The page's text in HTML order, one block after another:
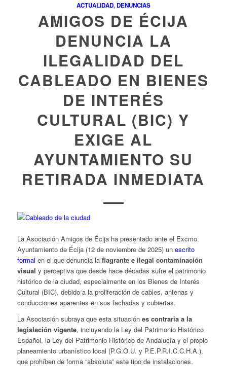
ACTUALIDAD,DENUNCIAS
AMIGOS DE ÉCIJA
DENUNCIA LA
ILEGALIDAD DEL
CABLEADO EN BIENES
DE INTERÉS
CULTURAL (BIC) Y
EXIGE AL
AYUNTAMIENTO SU
RETIRADA INMEDIATA
La Asociación Amigos de Écija ha presentado ante el Excmo.
Ayuntamiento de Écija (12 de noviembre de 2025) un escrito
formal en el que denuncia la flagrante e ilegal contaminación
visual y perceptiva que desde hace décadas sufre el patrimonio
histórico de la ciudad, especialmente en los Bienes de Interés
Cultural (BIC), debido a la proliferación de cables, antenas y
conducciones aparentes en sus fachadas y cubiertas.
La Asociación subraya que esta situación es contraria a la
legislación vigente, incluyendo la Ley del Patrimonio Histórico
Español, la Ley del Patrimonio Histórico de Andalucía y el propio
planeamiento urbanístico local (P.G.O.U. y P.E.P.R.I.C.C.H.A.),
que prohíben de forma “absoluta” este tipo de instalaciones.